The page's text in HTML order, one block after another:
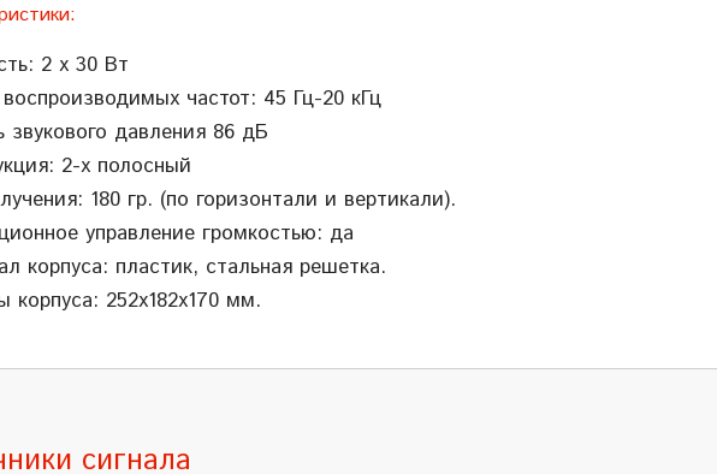
2 х 30 Вт
частот: 45 Гц-20 кГц
звукового давления 86 дБ
2-х полосный
180 гр. (по горизонтали и вертикали).
управление громкостью: да
корпуса: пластик, стальная решетка.
корпуса: 252х182х170 мм.
сигнала